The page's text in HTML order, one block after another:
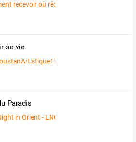
recevoir où récupérer où envoyé des
sa-vie
Paradis
in Orient - LNO ©